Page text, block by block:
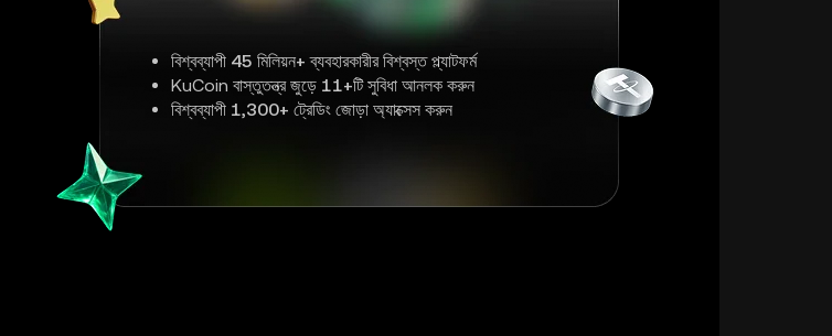
বিশ্বব্যাপী 45 মিলিয়ন+ ব্যবহারকারীর বিশ্বস্ত প্ল্যাটফর্ম
KuCoin বাস্তুতন্ত্র জুড়ে 11+টি সুবিধা আনলক করুন
বিশ্বব্যাপী 1,300+ ট্রেডিং জোড়া অ্যাক্সেস করুন